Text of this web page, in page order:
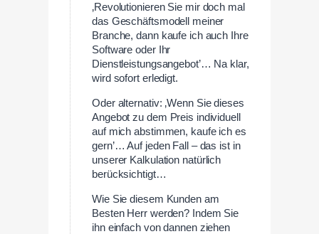
‚Revolutionieren Sie mir doch mal
das Geschäftsmodell meiner
Branche, dann kaufe ich auch Ihre
Software oder Ihr
Dienstleistungsangebot’… Na klar,
wird sofort erledigt.
Oder alternativ: ‚Wenn Sie dieses
Angebot zu dem Preis individuell
auf mich abstimmen, kaufe ich es
gern’… Auf jeden Fall – das ist in
unserer Kalkulation natürlich
berücksichtigt…
Wie Sie diesem Kunden am
Besten Herr werden? Indem Sie
ihn einfach von dannen ziehen